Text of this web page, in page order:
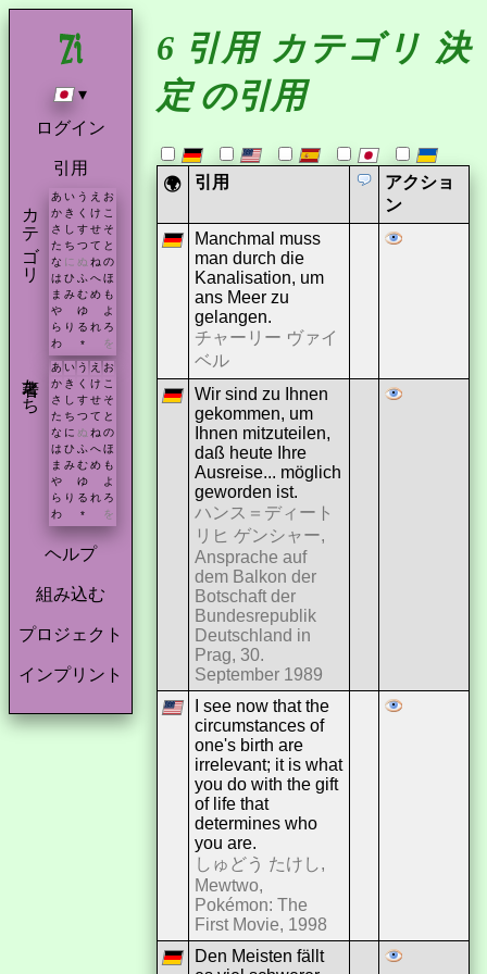
▾
ログイン
引用
カテゴリ あ い う え お
か き く け こ
さ し す せ そ
た ち つ て と
な に ぬ ね の
は ひ ふ へ ほ
ま み む め も
や
ゆ
よ
ら り る れ ろ
わ
* を
著者たち あ い う え お
か き く け こ
さ
し す せ そ
た ち つ て と
な に ぬ ね の
は ひ ふ へ ほ
ま み む め も
や
ゆ
よ
ら り る れ ろ
わ
* を
ヘルプ
組み込む
プロジェクト
インプリント
6 引用 カテゴリ 決
定 の引用
🌍 引用
アクショ
ン
Manchmal muss
man durch die
Kanalisation, um
ans Meer zu
gelangen.
チャーリー ヴァイ
ベル
Wir sind zu Ihnen
gekommen, um
Ihnen mitzuteilen,
daß heute Ihre
Ausreise... möglich
geworden ist.
ハンス＝ディート
リヒ ゲンシャー,
Ansprache auf
dem Balkon der
Botschaft der
Bundesrepublik
Deutschland in
Prag, 30.
September 1989
I see now that the
circumstances of
one's birth are
irrelevant; it is what
you do with the gift
of life that
determines who
you are.
しゅどう たけし,
Mewtwo,
Pokémon: The
First Movie, 1998
Den Meisten fällt